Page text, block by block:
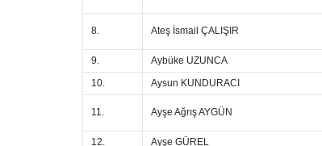
8. Ateş İsmail ÇALIŞIR
9.
Aybüke UZUNCA
10.
Aysun KUNDURACI
11. Ayşe Ağrış AYGÜN
12.
Ayşe GÜREL